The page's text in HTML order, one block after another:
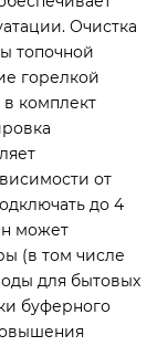
Очистка
топочной
горелкой
комплект
от
до 4
может
(в том числе
для бытовых
буферного